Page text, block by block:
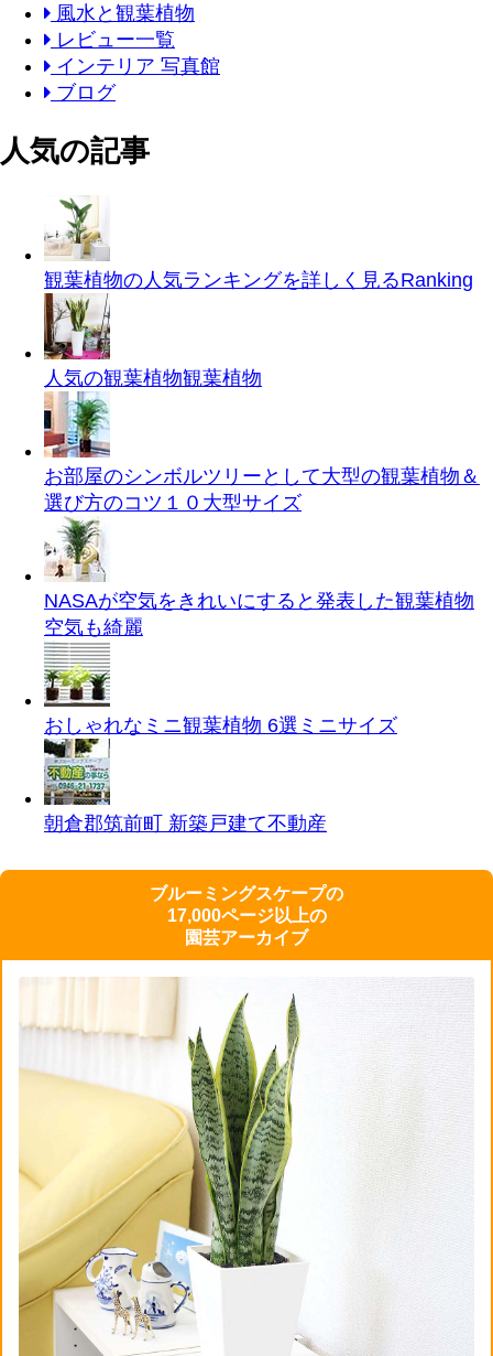
風水と観葉植物
レビュー一覧
インテリア 写真館
ブログ
人気の記事
観葉植物の人気ランキングを詳しく見るRanking
人気の観葉植物観葉植物
お部屋のシンボルツリーとして大型の観葉植物＆
選び方のコツ１０ 大型サイズ
NASAが空気をきれいにすると発表した観葉植物
空気も綺麗
おしゃれなミニ観葉植物 6選 ミニサイズ
朝倉郡筑前町 新築戸建て不動産
ブルーミングスケープの
17,000ページ以上の
園芸アーカイブ